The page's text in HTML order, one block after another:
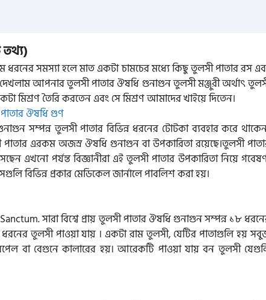
সমস্যা হলে মাত একটা চামচের মধ্যে কিছু তুলসী পাতার রস
আপনার তুলসী পাতার ঔষধি গুনাগুন তুলসী মঞ্জুরী অর্থাৎ
তৈরি করতেন এবং সে মিশ্রণ আমাদের খাইয়ে দিতেন।
সম্পন্ন তুলসী পাতার বিভিন্ন ধরনের টোটকা ব্যবহার করে
এরকম অজস্র ঔষধি গুনাগুন বা উপকারিতা রয়েছে।তুলসী
এখনো পর্যন্ত বিজ্ঞানীরা এই তুলসী পাতার উপকারিতা নিয়ে
বিভিন্ন প্রকার মেডিকেল জার্নালে পাবলিশ করা হয়।
সারা বিশ্বে প্রায় তুলসী পাতার ঔষধি গুনাগুন সম্পন্ন ১৮
ধরনের তুলসী পাওয়া যায় । একটা রাম তুলসী, যেটির পাতাগুলি হয়
বা বেগুনে কালারের হয়। আরেকটি পাওয়া যায় বন তুলসী